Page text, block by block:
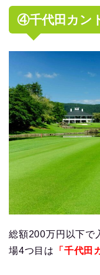
④千代田カン
総額200万円以下で
場4つ目は
「千代田